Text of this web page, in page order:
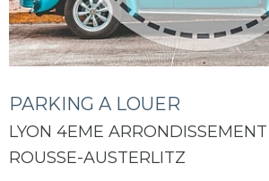
PARKING A LOUER
LYON 4EME
ROUSSE-AUSTERLITZ